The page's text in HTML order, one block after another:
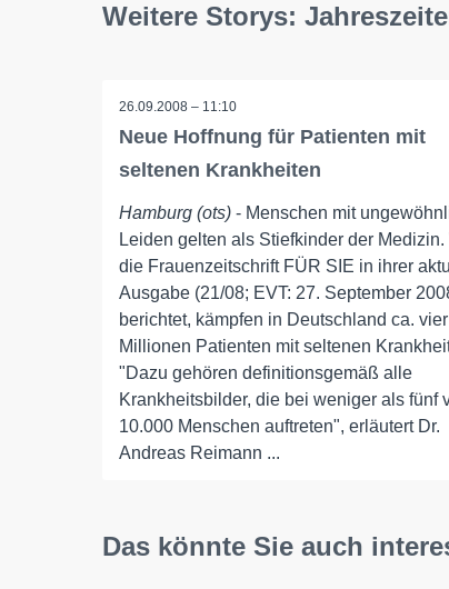
Weitere Storys:
26.09.2008 – 11:10
Neue Hoffnung für Patienten mit
seltenen Krankheiten
Hamburg (ots) - Menschen mit
Leiden gelten als Stiefkinder der Medizin.
die Frauenzeitschrift FÜR SIE in ihrer
Ausgabe (21/08; EVT: 27. September
berichtet, kämpfen in Deutschland ca. vier
Millionen Patienten mit seltenen
"Dazu gehören definitionsgemäß alle
Krankheitsbilder, die bei weniger als fünf
10.000 Menschen auftreten", erläutert Dr.
Andreas Reimann ...
Das könnte Sie auch